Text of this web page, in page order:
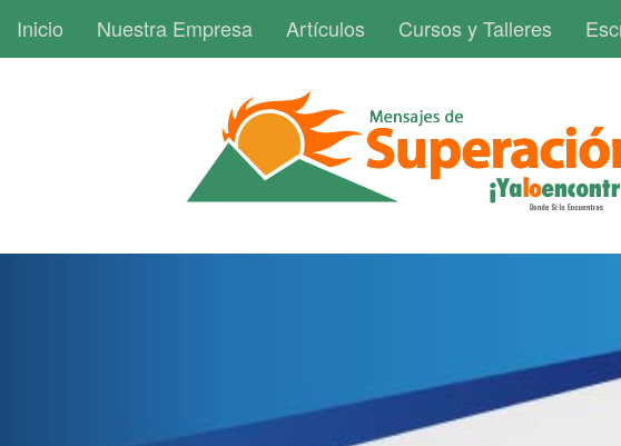
Inicio Nuestra Empresa Artículos Cursos y Talleres